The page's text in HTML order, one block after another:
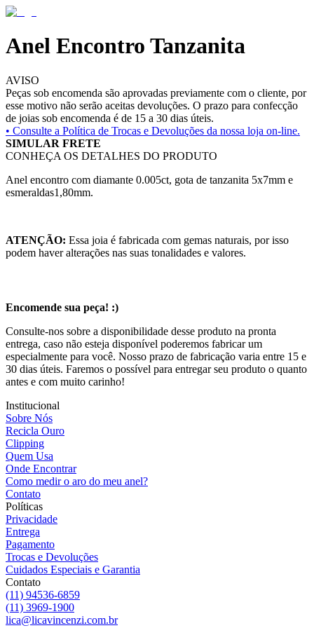
Anel Encontro Tanzanita
AVISO
Peças sob encomenda são aprovadas previamente com o cliente, por
esse motivo não serão aceitas devoluções. O prazo para confecção
de joias sob encomenda é de 15 a 30 dias úteis.
• Consulte a Política de Trocas e Devoluções da nossa loja on-line.
SIMULAR FRETE
CONHEÇA OS DETALHES DO PRODUTO
Anel encontro com diamante 0.005ct, gota de tanzanita 5x7mm e
esmeraldas1,80mm.
ATENÇÃO: Essa joia é fabricada com gemas naturais, por isso
podem haver alterações nas suas tonalidades e valores.
Encomende sua peça! :)
Consulte-nos sobre a disponibilidade desse produto na pronta
entrega, caso não esteja disponível poderemos fabricar um
especialmente para você. Nosso prazo de fabricação varia entre 15 e
30 dias úteis. Faremos o possível para entregar seu produto o quanto
antes e com muito carinho!
Institucional
Sobre Nós
Recicla Ouro
Clipping
Quem Usa
Onde Encontrar
Como medir o aro do meu anel?
Contato
Políticas
Privacidade
Entrega
Pagamento
Trocas e Devoluções
Cuidados Especiais e Garantia
Contato
(11) 94536-6859
(11) 3969-1900
lica@licavincenzi.com.br